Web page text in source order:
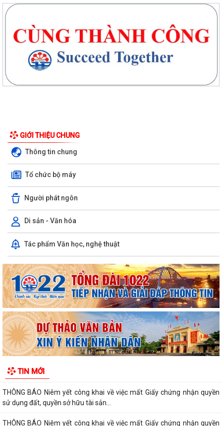
GIỚI THIỆU CHUNG
Thông tin chung
Tổ chức bộ máy
Người phát ngôn
Di sản - Văn hóa
Tác phẩm Văn học, nghệ thuật
TIN MỚI
Đảng Đảng ủy xã An Hưng về việc điều...
Kế hoạch số 197/KH-UBND ngày 06/8/2026 của UBND xã An Hưng về
việc triển khai hoạt động chăm sóc...
Công văn số 1487/UBND-VHXH ngày 06/8/2026 của UBND xã An
Hưng về việc tăng cường công tác truyền...
THÔNG BÁO Niêm yết công khai về việc mất Giấy chứng nhận quyền
sử dụng đất, quyền sở hữu tài sản...
dụng đất, quyền sở hữu tài sản...
THÔNG BÁO Niêm yết công khai về việc mất Giấy chứng nhận quyền
sử dụng đất, quyền sở hữu tài sản...
THÔNG BÁO Niêm yết công khai về việc mất Giấy chứng nhận quyền